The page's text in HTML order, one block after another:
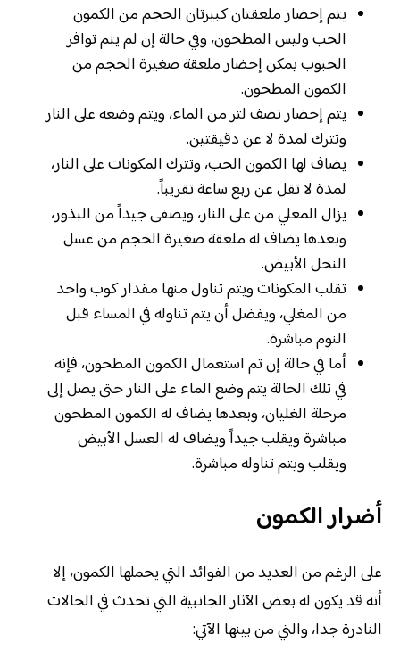
يتم إحضار ملعقتان كبيرتان الحجم من الكمون
الحب وليس المطحون، وفي حالة إن لم يتم توافر
الحبوب يمكن إحضار ملعقة صغيرة الحجم من
الكمون المطحون.
يتم إحضار نصف لتر من الماء، ويتم وضعه على النار
وتترك لمدة لا عن دقيقتين.
يضاف لها الكمون الحب، وتترك المكونات على النار،
لمدة لا تقل عن ربع ساعة تقريباً.
يزال المغلي من على النار، ويصفى جيداً من البذور،
وبعدها يضاف له ملعقة صغيرة الحجم من عسل
النحل الأبيض.
تقلب المكونات ويتم تناول منها مقدار كوب واحد
من المغلي، ويفضل أن يتم تناوله في المساء قبل
النوم مباشرة.
أما في حالة إن تم استعمال الكمون المطحون، فإنه
في تلك الحالة يتم وضع الماء على النار حتى يصل إلى
مرحلة الغليان، وبعدها يضاف له الكمون المطحون
مباشرة ويقلب جيداً ويضاف له العسل الأبيض
ويقلب ويتم تناوله مباشرة.
أضرار الكمون
على الرغم من العديد من الفوائد التي يحملها الكمون، إلا
أنه قد يكون له بعض الآثار الجانبية التي تحدث في الحالات
النادرة جدا، والتي من بينها الآتي: